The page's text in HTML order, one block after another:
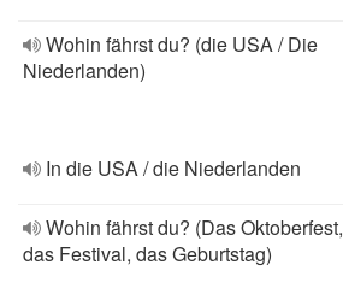
Wohin fährst du? (die USA / Die
Niederlanden)
In die USA / die Niederlanden
Wohin fährst du? (Das Oktoberfest,
das Festival, das Geburtstag)